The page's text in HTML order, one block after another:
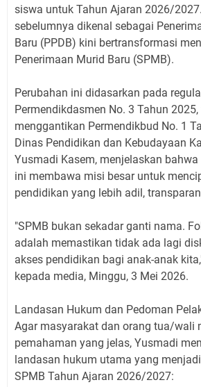
siswa untuk Tahun Ajaran 2026/
sebelumnya dikenal sebagai
Baru (PPDB) kini bertransformasi
Penerimaan Murid Baru (SPMB).
​Perubahan ini didasarkan pada
Permendikdasmen No. 3 Tahun 2025,
menggantikan Permendikbud No. 1
Dinas Pendidikan dan Kebudayaan
Yusmadi Kasem, menjelaskan
ini membawa misi besar untuk
pendidikan yang lebih adil,
​"SPMB bukan sekadar ganti nama.
adalah memastikan tidak ada lagi
akses pendidikan bagi anak-anak
kepada media, Minggu, 3 Mei 2026.
​Landasan Hukum dan Pedoman
​Agar masyarakat dan orang tua/wali
pemahaman yang jelas, Yusmadi
landasan hukum utama yang
SPMB Tahun Ajaran 2026/2027: